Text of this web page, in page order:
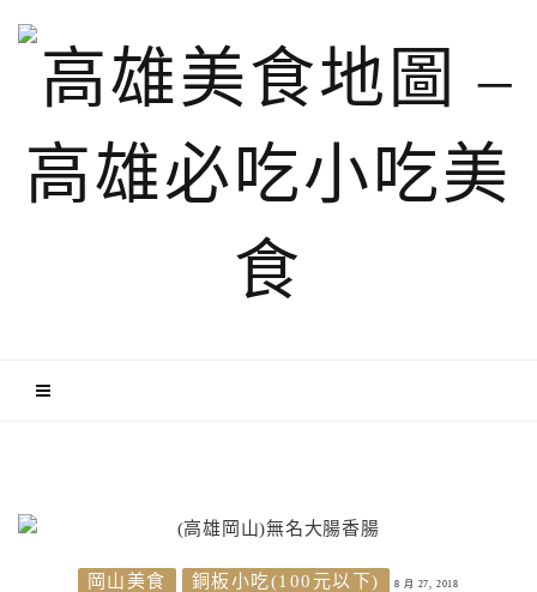
岡山美食 銅板小吃(100元以下) 8 月 27, 2018